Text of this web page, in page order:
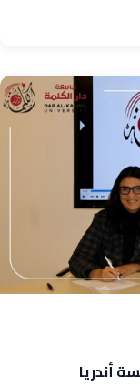
أندريا